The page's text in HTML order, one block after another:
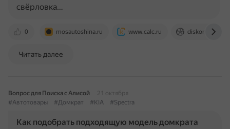
0 mosautoshina.ru www.calc.ru diskomarket.ru
свёрловка…
Читать далее
Вопрос для Поиска с Алисой
21 октября
#Автотовары
#Домкрат #KIA #Spectra
Как подобрать подходящую модель домкрата